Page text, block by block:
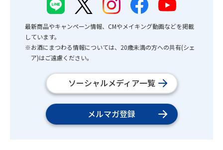
最新商品やキャンペーン情報、CMやメイキング動画などを掲載
しています。
※お酒にまつわる情報については、20歳未満の方への共有(シェ
ア)はご遠慮ください。
ソーシャルメディア一覧
メルマガ登録